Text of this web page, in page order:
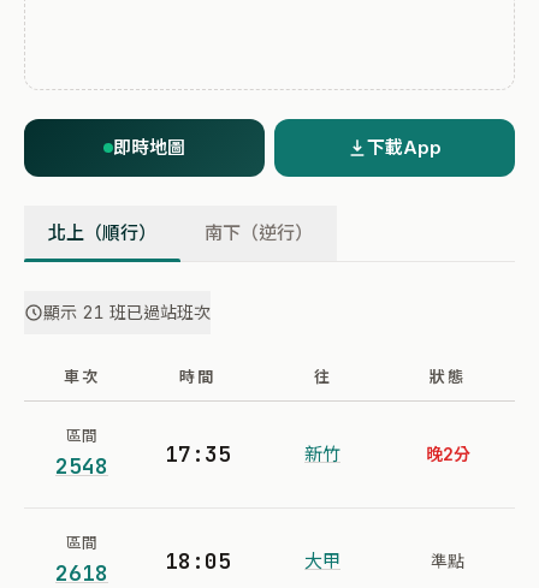
即時地圖 下載App
北上（順行） 南下（逆行）
顯示 21 班已過站班次
車次 時間 往 狀態
區間
2548 17:35 新竹 晚2分
區間
2618 18:05 大甲 準點